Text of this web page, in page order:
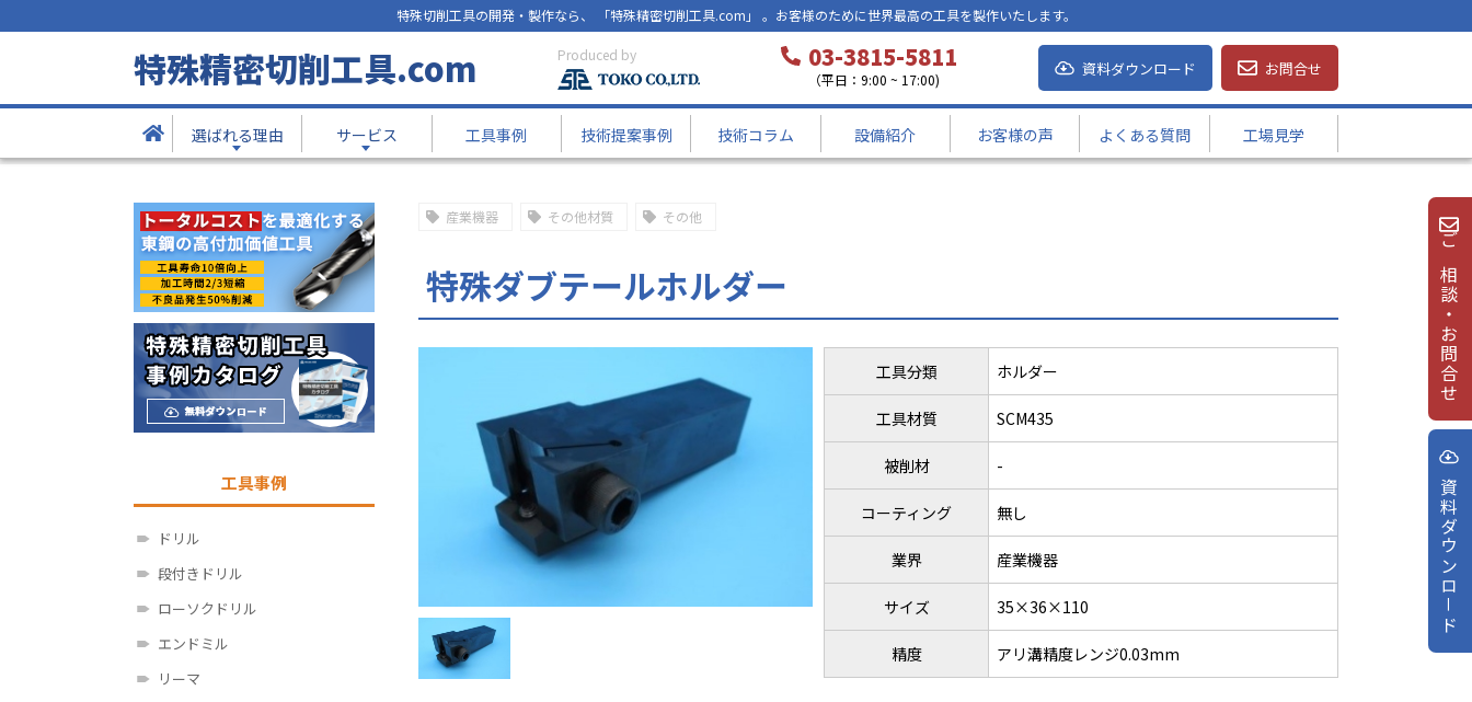
特殊切削工具の開発・製作なら、 「特殊精密切削工具.com」 。お客様のために世界最高の工具を製作いたします。
特殊精密切削工具.com Produced by 03-3815-5811
（平日：9:00 ~ 17:00)
資料ダウンロード お問合せ
選ばれる理由 サービス 工具事例 技術提案事例 技術コラム 設備紹介 お客様の声 よくある質問 工場見学
工具事例 - Products -
TOP 工具事例 特殊ダブテールホルダー
産業機器 その他材質 その他
特殊ダブテールホルダー
工具分類 ホルダー
工具材質 SCM435
被削材 -
コーティング 無し
業界 産業機器
サイズ 35×36×110
精度 アリ溝精度レンジ0.03mm
工具事例
ドリル
段付きドリル
ローソクドリル
エンドミル
リーマ
ご相談・お問合せ
資料ダウンロ－ド